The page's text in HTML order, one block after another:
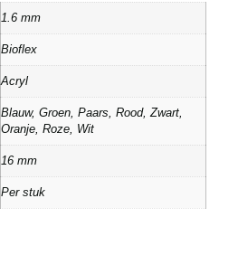
1.6 mm
Bioflex
Acryl
Blauw, Groen, Paars, Rood, Zwart,
Oranje, Roze, Wit
16 mm
Per stuk